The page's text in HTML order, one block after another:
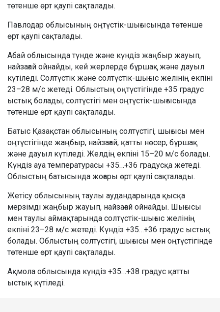
төтенше өрт қаупі сақталады.
Павлодар облысының оңтүстік-шығысында төтенше
өрт қаупі сақталады.
Абай облысында түнде және күндіз жаңбыр жауып,
найзағай ойнайды, кей жерлерде бұршақ және дауыл
күтіледі. Солтүстік және солтүстік-шығыс желінің екпіні
23–28 м/с жетеді. Облыстың оңтүстігінде +35 градус
ыстық болады, солтүстігі мен оңтүстік-шығысында
төтенше өрт қаупі сақталады.
Батыс Қазақстан облысының солтүстігі, шығысы мен
оңтүстігінде жаңбыр, найзағай, қатты нөсер, бұршақ
және дауыл күтіледі. Желдің екпіні 15–20 м/с болады.
Күндіз ауа температурасы +35…+36 градусқа жетеді.
Облыстың батысында жоғары өрт қаупі сақталады.
Жетісу облысының таулы аудандарында қысқа
мерзімді жаңбыр жауып, найзағай ойнайды. Шығысы
мен таулы аймақтарында солтүстік-шығыс желінің
екпіні 23–28 м/с жетеді. Күндіз +35…+36 градус ыстық
болады. Облыстың солтүстігі, шығысы мен оңтүстігінде
төтенше өрт қаупі сақталады.
Ақмола облысында күндіз +35…+38 градус қатты
ыстық күтіледі.